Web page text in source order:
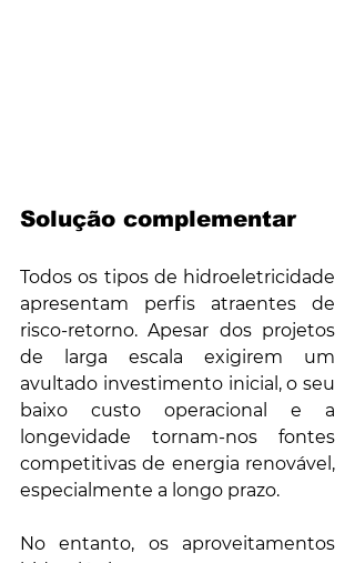
Solução complementar
Todos os tipos de hidroeletricidade
apresentam perfis atraentes de
risco-retorno. Apesar dos projetos
de larga escala exigirem um
avultado investimento inicial, o seu
baixo custo operacional e a
longevidade tornam-nos fontes
competitivas de energia renovável,
especialmente a longo prazo.
No entanto, os aproveitamentos